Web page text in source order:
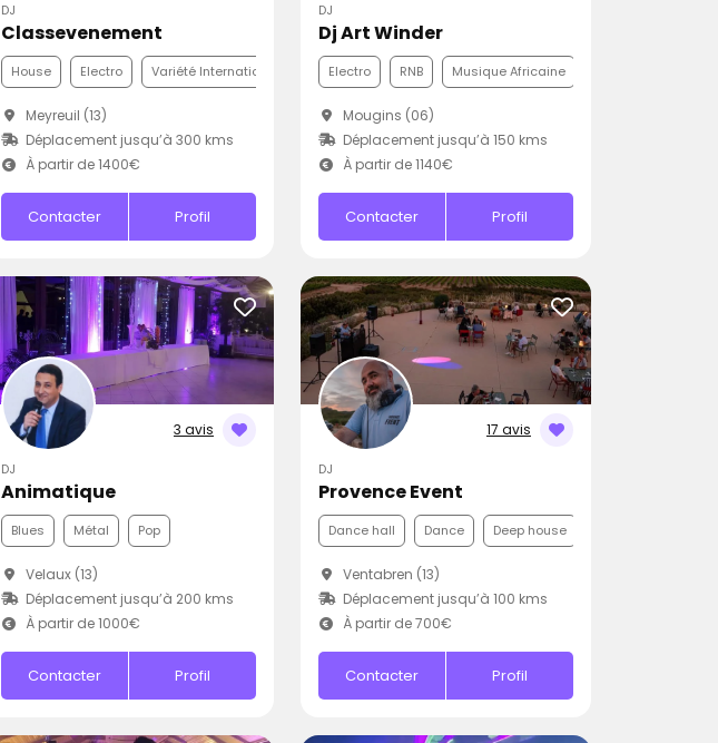
DJ
Classevenement
House Electro Variété Internationale
Meyreuil (13)
Déplacement jusqu’à 300 kms
À partir de 1400€
Contacter Profil
DJ
Dj Art Winder
Electro RNB Musique Africaine
Mougins (06)
Déplacement jusqu’à 150 kms
À partir de 1140€
Contacter Profil
3 avis
DJ
Animatique
Blues Métal Pop
Velaux (13)
Déplacement jusqu’à 200 kms
À partir de 1000€
Contacter Profil
17 avis
DJ
Provence Event
Dance hall Dance Deep house
Ventabren (13)
Déplacement jusqu’à 100 kms
À partir de 700€
Contacter Profil